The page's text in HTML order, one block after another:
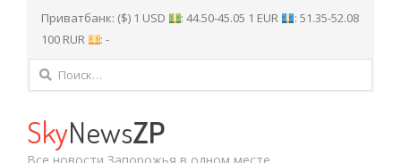
Приватбанк: ($) 1 USD : 44.50-45.05 1 EUR
: 51.35-52.08
100 RUR
: -
Найти:
SkyNewsZP